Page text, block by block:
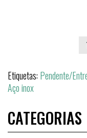
Etiquetas: Pendente/
Aço inox
CATEGORIAS